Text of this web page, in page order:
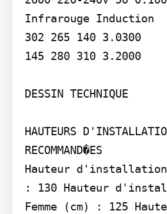
Infrarouge Induction
302 265 140 3.0300
145 280 310 3.2000
DESSIN TECHNIQUE
HAUTEURS
RECOMMAND�ES
Hauteur d'installation
: 130 Hauteur
Femme (cm) : 125